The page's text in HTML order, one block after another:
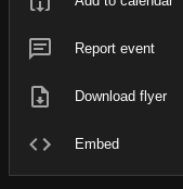
Report event
Download flyer
Embed